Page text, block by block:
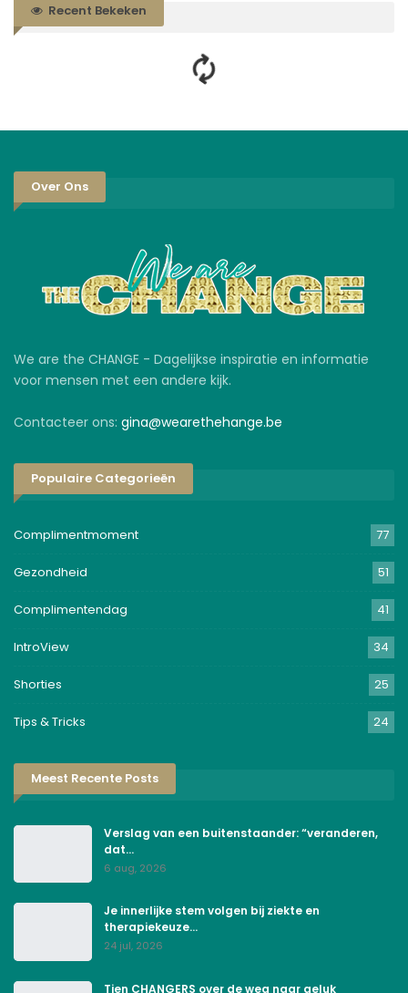
Recent Bekeken
Over Ons
We are the CHANGE - Dagelijkse inspiratie en informatie
voor mensen met een andere kijk.
Contacteer ons: gina@wearethehange.be
Populaire Categorieën
Complimentmoment 77
Gezondheid 51
Complimentendag 41
IntroView 34
Shorties 25
Tips & Tricks 24
Meest Recente Posts
Verslag van een buitenstaander: “veranderen,
dat…
6 aug, 2026
Je innerlijke stem volgen bij ziekte en
therapiekeuze…
24 jul, 2026
Tien CHANGERS over de weg naar geluk